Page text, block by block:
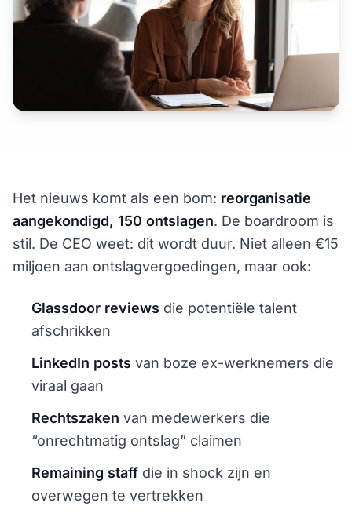
Het nieuws komt als een bom: reorganisatie
aangekondigd, 150 ontslagen. De boardroom is
stil. De CEO weet: dit wordt duur. Niet alleen €15
miljoen aan ontslagvergoedingen, maar ook:
Glassdoor reviews die potentiële talent
afschrikken
LinkedIn posts van boze ex-werknemers die
viraal gaan
Rechtszaken van medewerkers die
“onrechtmatig ontslag” claimen
Remaining staff die in shock zijn en
overwegen te vertrekken